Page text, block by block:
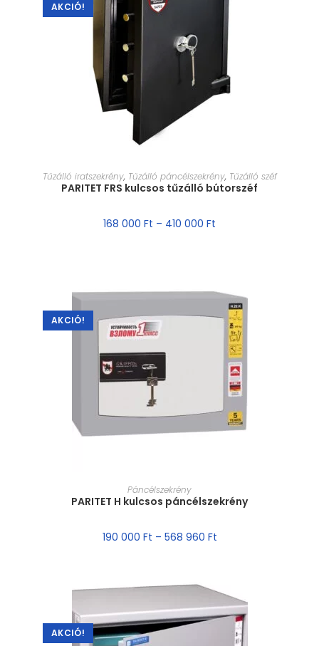
AKCIÓ!
MÉRET VÁLASZTÁSA
Tűzálló iratszekrény, Tűzálló páncélszekrény, Tűzálló széf
PARITET FRS kulcsos tűzálló bútorszéf
168 000 Ft – 410 000 Ft
AKCIÓ!
MÉRET VÁLASZTÁSA
Páncélszekrény
PARITET H kulcsos páncélszekrény
190 000 Ft – 568 960 Ft
AKCIÓ!